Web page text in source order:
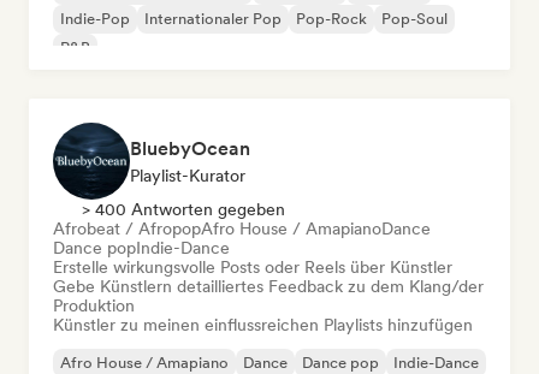
Indie-Pop
Internationaler Pop Pop-Rock
Pop-Soul
R&B
BluebyOcean
Playlist-Kurator
> 400 Antworten gegeben
Afrobeat / AfropopAfro House / AmapianoDance
Dance popIndie-Dance
Erstelle wirkungsvolle Posts oder Reels über Künstler
Gebe Künstlern detailliertes Feedback zu dem Klang/der
Produktion
Künstler zu meinen einflussreichen Playlists hinzufügen
Afro House / Amapiano Dance Dance pop
Indie-Dance